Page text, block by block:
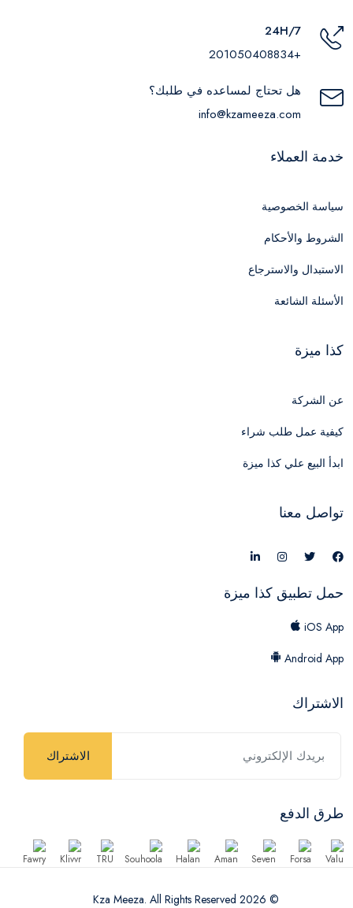
24H/7
+201050408834
هل تحتاج لمساعده في طلبك؟
info@kzameeza.com
خدمة العملاء
سياسة الخصوصية
الشروط والأحكام
الاستبدال والاسترجاع
الأسئلة الشائعة
كذا ميزة
عن الشركة
كيفية عمل طلب شراء
ابدأ البيع علي كذا ميزة
تواصل معنا
حمل تطبيق كذا ميزة
iOS App
Android App
الاشتراك
الاشتراك
طرق الدفع
© 2026 Kza Meeza. All Rights Reserved